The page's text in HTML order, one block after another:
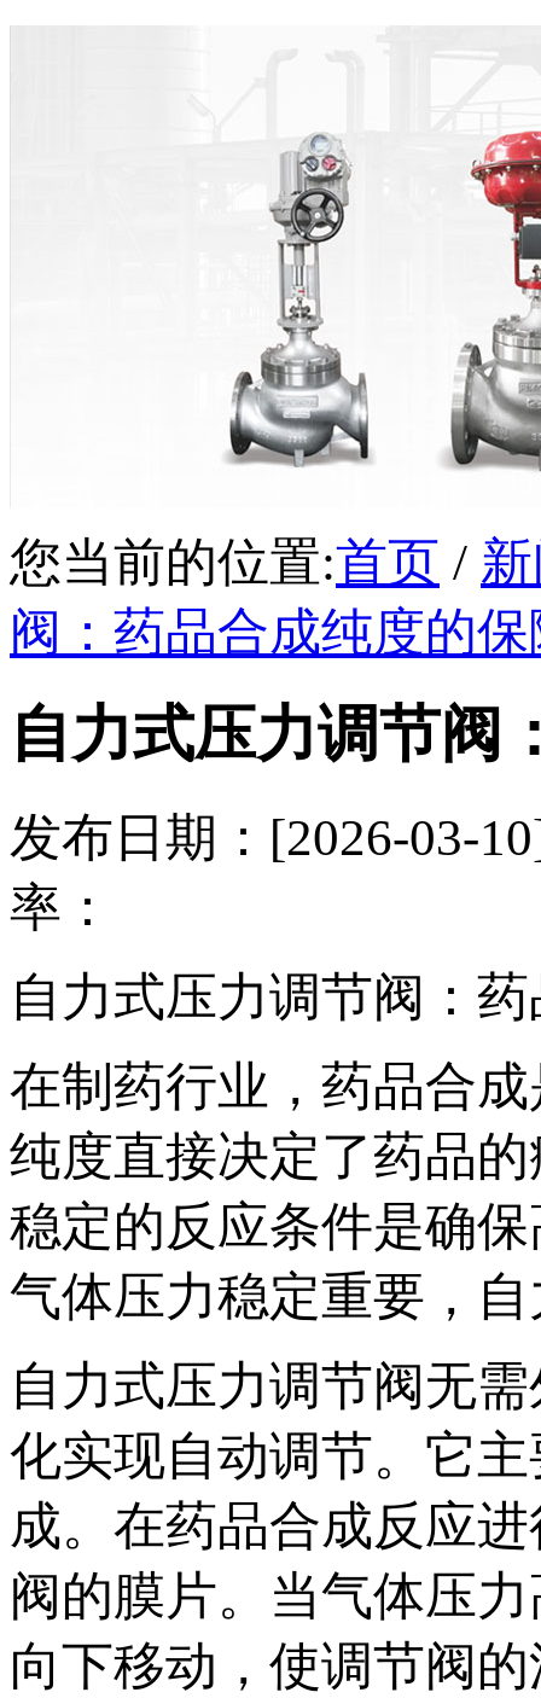
您当前的位置:首页 /
阀：药品合成纯度的
自力式压力调节阀
发布日期：[2026-03-
率：
自力式压力调节阀：
在制药行业，药品合
纯度直接决定了药品
稳定的反应条件是确
气体压力稳定重要，
自力式压力调节阀无
化实现自动调节。它
成。在药品合成反应
阀的膜片。当气体压
向下移动，使调节阀